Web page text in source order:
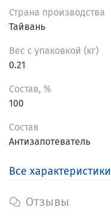
Страна производства
Тайвань
Вес с упаковкой (кг)
0.21
Состав, %
100
Состав
Антизапотеватель
Все характеристики
Отзывы